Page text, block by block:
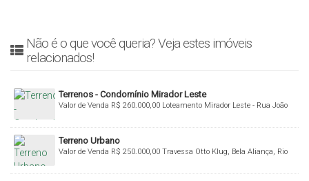
Não é o que você queria? Veja estes imóveis
relacionados!
Terrenos - Condomínio Mirador Leste
R$ 260.000,00
Valor de Venda
Loteamento Mirador Leste - Rua João
Brasil
Terreno Urbano
R$ 250.000,00
Valor de Venda
Travessa Otto Klug, Bela Aliança, Rio